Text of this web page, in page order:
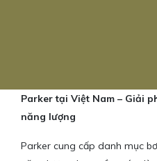
Parker tại Việt Nam – Giải
năng lượng
Parker cung cấp danh mục